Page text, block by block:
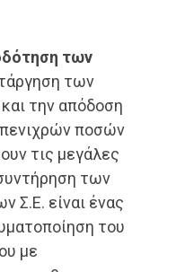
των
των
την απόδοση
ποσών
τις μεγάλες
των
Σ.Ε. είναι ένας
του
με